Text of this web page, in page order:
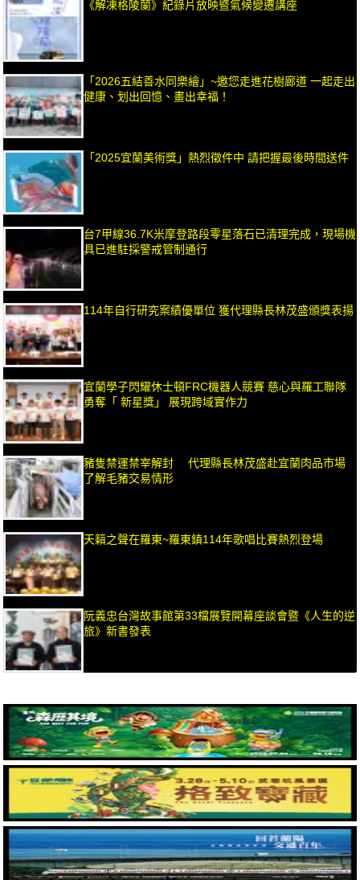
《解凍格陵蘭》紀錄片放映暨氣候變遷講座
「2026五結善水同樂繪」~邀您走進花樹廊道 一起走出
健康、划出回憶、畫出幸福！
「2025宜蘭美術獎」熱烈徵件中 請把握最後時間送件
台7甲線36.7K米摩登路段零星落石已清理完成，現場機
具已進駐採警戒管制通行
114年自行研究案績優單位 獲代理縣長林茂盛頒獎表揚
宜蘭學子閃耀休士頓FRC機器人競賽 慈心與羅工聯隊
勇奪「 新星獎」 展現跨域實作力
豬隻禁運禁宰解封 代理縣長林茂盛赴宜蘭肉品市場
了解毛豬交易情形
天籟之聲在羅東~羅東鎮114年歌唱比賽熱烈登場
阮義忠台灣故事館第33檔展覽開幕座談會暨《人生的逆
旅》新書發表